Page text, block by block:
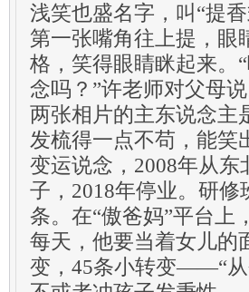
浅笑也盛名字，叫“提
第一张嘴角往上提，眼
格，笑得眼睛眯起来。
念吗？”许老师对父母说
两张相片的主东说念主
发梳得一点不苟，能笑
变运说念，2008年从
子，2018年停业。研
条。在“傲爸妈”平台上
每天，他要当着女儿的
变，45条小转变——“从